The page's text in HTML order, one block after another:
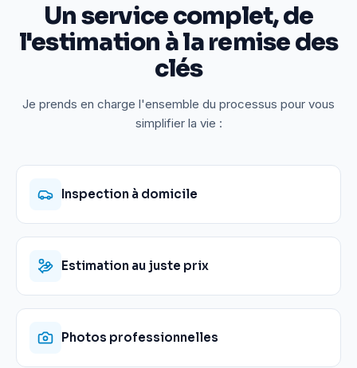
Un service complet, de
l'estimation à la remise des
clés
Je prends en charge l'ensemble du processus pour vous
simplifier la vie :
Inspection à domicile
Estimation au juste prix
Photos professionnelles